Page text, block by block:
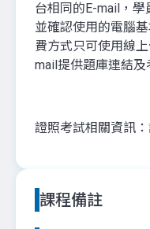
台相同的E-mail，
並確認使用的電腦
費方式只可使用線
mail提供題庫連結及
證照考試相關資訊：
課程備註